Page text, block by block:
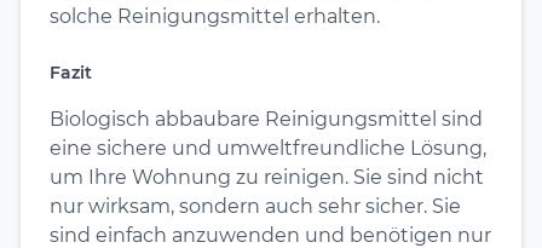
solche Reinigungsmittel erhalten.
Fazit
Biologisch abbaubare Reinigungsmittel sind
eine sichere und umweltfreundliche Lösung,
um Ihre Wohnung zu reinigen. Sie sind nicht
nur wirksam, sondern auch sehr sicher. Sie
sind einfach anzuwenden und benötigen nur